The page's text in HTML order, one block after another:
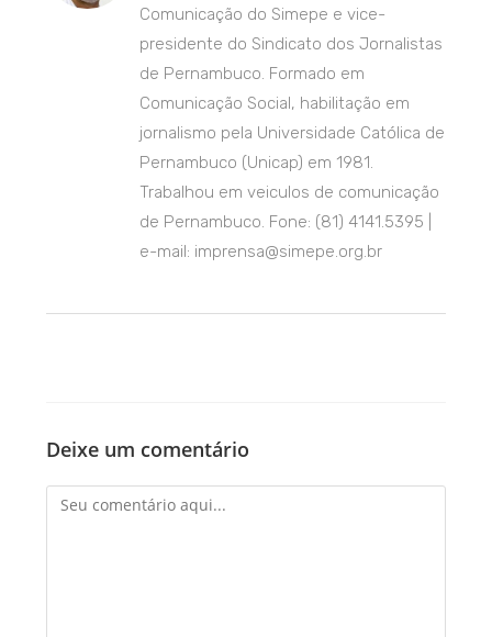
Comunicação do Simepe e vice-
presidente do Sindicato dos Jornalistas
de Pernambuco. Formado em
Comunicação Social, habilitação em
jornalismo pela Universidade Católica de
Pernambuco (Unicap) em 1981.
Trabalhou em veiculos de comunicação
de Pernambuco. Fone: (81) 4141.5395 |
e-mail: imprensa@simepe.org.br
Deixe um comentário